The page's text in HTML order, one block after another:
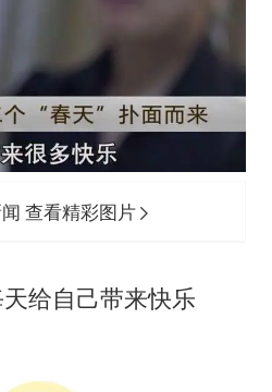
查看精彩图片
给自己带来快乐